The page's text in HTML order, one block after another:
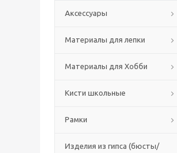
Аксессуары
Материалы для лепки
Материалы для Хобби
Кисти школьные
Рамки
Изделия из гипса (бюсты/